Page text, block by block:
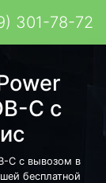
301-78-72
C с
C с вывозом в
бесплатной